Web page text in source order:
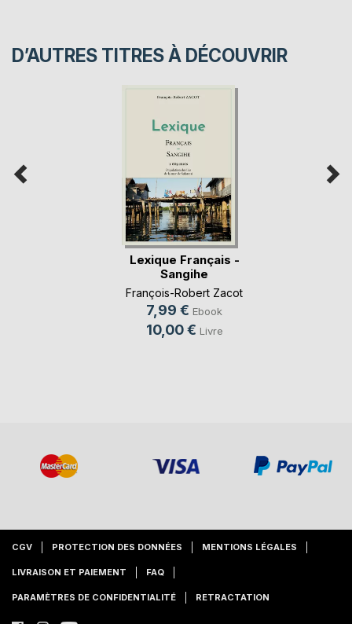
D’AUTRES TITRES À DÉCOUVRIR
Lexique Français -
Sangihe
François-Robert Zacot
7,99 € Ebook
10,00 € Livre
CGV PROTECTION DES DONNÉES MENTIONS LÉGALES
LIVRAISON ET PAIEMENT FAQ
PARAMÈTRES DE CONFIDENTIALITÉ RETRACTATION